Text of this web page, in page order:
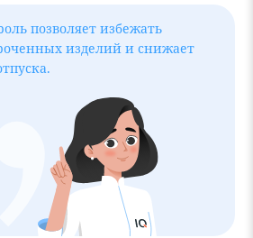
позволяет избежать
изделий и снижает